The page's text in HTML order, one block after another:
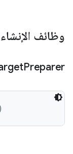
وظائف الإنشاء
Preparer